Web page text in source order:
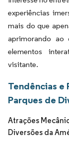
experiências
mais do que
aprimorando ao
elementos
visitante.
Tendências e
Parques de
Atrações
Diversões da